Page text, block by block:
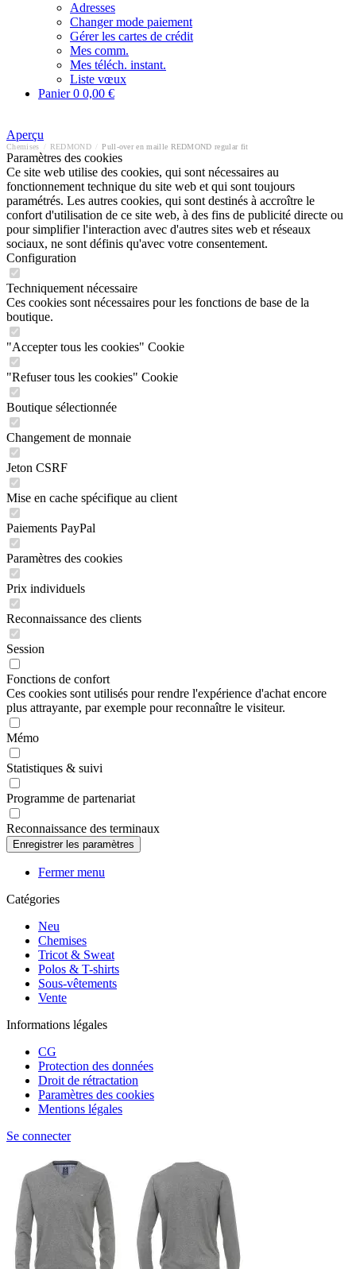
Adresses
Changer mode paiement
Gérer les cartes de crédit
Mes comm.
Mes téléch. instant.
Liste vœux
Panier0 0,00 €
Aperçu
Chemises REDMOND Pull-over en maille REDMOND regular fit
Paramètres des cookies
Ce site web utilise des cookies, qui sont nécessaires au
fonctionnement technique du site web et qui sont toujours
paramétrés. Les autres cookies, qui sont destinés à accroître le
confort d'utilisation de ce site web, à des fins de publicité directe ou
pour simplifier l'interaction avec d'autres sites web et réseaux
sociaux, ne sont définis qu'avec votre consentement.
Configuration
Techniquement nécessaire
Ces cookies sont nécessaires pour les fonctions de base de la
boutique.
"Accepter tous les cookies" Cookie
"Refuser tous les cookies" Cookie
Boutique sélectionnée
Changement de monnaie
Jeton CSRF
Mise en cache spécifique au client
Paiements PayPal
Paramètres des cookies
Prix individuels
Reconnaissance des clients
Session
Fonctions de confort
Ces cookies sont utilisés pour rendre l'expérience d'achat encore
plus attrayante, par exemple pour reconnaître le visiteur.
Mémo
Statistiques & suivi
Programme de partenariat
Reconnaissance des terminaux
Fermer menu
Catégories
Neu
Chemises
Tricot & Sweat
Polos & T-shirts
Sous-vêtements
Vente
Informations légales
CG
Protection des données
Droit de rétractation
Paramètres des cookies
Mentions légales
Se connecter